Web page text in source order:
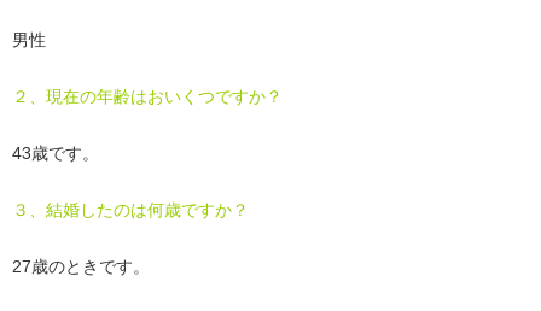
男性
２、現在の年齢はおいくつですか？
43歳です。
３、結婚したのは何歳ですか？
27歳のときです。